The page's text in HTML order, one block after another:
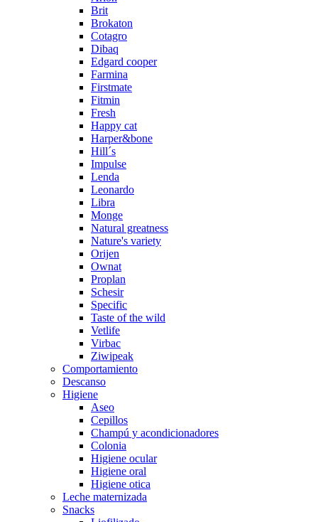
Brit
Brokaton
Cotagro
Dibaq
Edgard cooper
Farmina
Firstmate
Fitmin
Fresh
Happy cat
Harper&bone
Hill´s
Impulse
Lenda
Leonardo
Libra
Monge
Natural greatness
Nature's variety
Orijen
Ownat
Proplan
Schesir
Specific
Taste of the wild
Vetlife
Virbac
Ziwipeak
Comportamiento
Descanso
Higiene
Aseo
Cepillos
Champú y acondicionadores
Colonia
Higiene ocular
Higiene oral
Higiene otica
Leche maternizada
Snacks